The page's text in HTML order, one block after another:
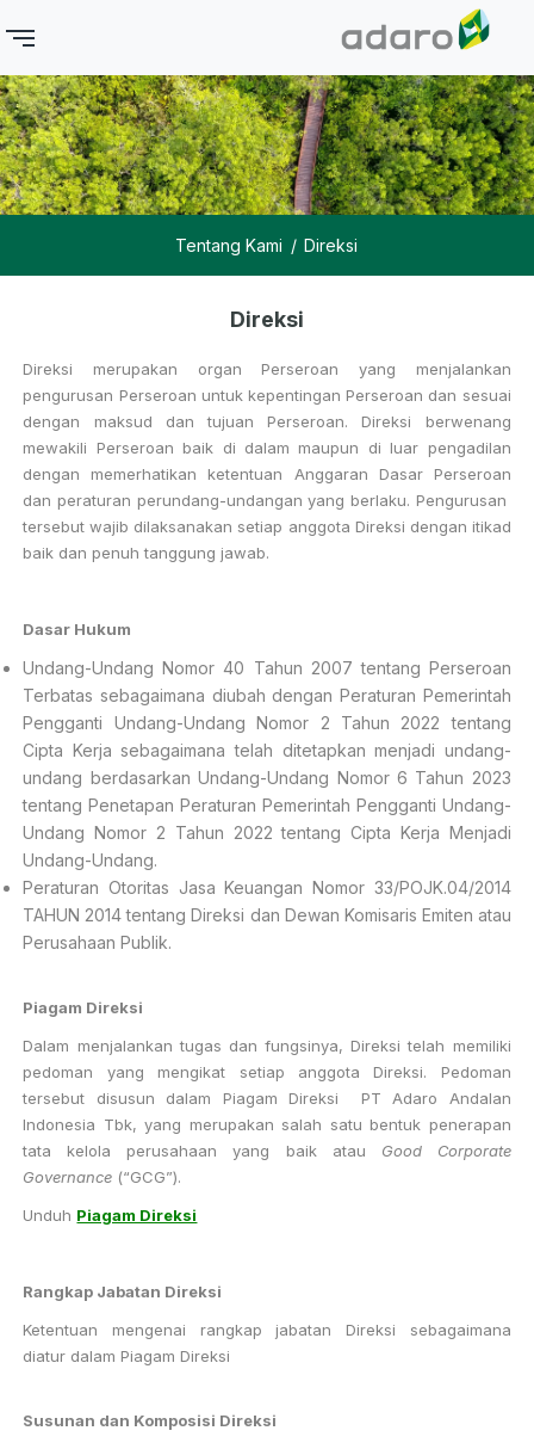
Tentang Kami Direksi
Direksi
Direksi merupakan organ Perseroan yang menjalankan
pengurusan Perseroan untuk kepentingan Perseroan dan sesuai
dengan maksud dan tujuan Perseroan. Direksi berwenang
mewakili Perseroan baik di dalam maupun di luar pengadilan
dengan memerhatikan ketentuan Anggaran Dasar Perseroan
dan peraturan perundang-undangan yang berlaku. Pengurusan
tersebut wajib dilaksanakan setiap anggota Direksi dengan itikad
baik dan penuh tanggung jawab.
Dasar Hukum
Undang-Undang Nomor 40 Tahun 2007 tentang Perseroan
Terbatas sebagaimana diubah dengan Peraturan Pemerintah
Pengganti Undang-Undang Nomor 2 Tahun 2022 tentang
Cipta Kerja sebagaimana telah ditetapkan menjadi undang-
undang berdasarkan Undang-Undang Nomor 6 Tahun 2023
tentang Penetapan Peraturan Pemerintah Pengganti Undang-
Undang Nomor 2 Tahun 2022 tentang Cipta Kerja Menjadi
Undang-Undang.
Peraturan Otoritas Jasa Keuangan Nomor 33/POJK.04/2014
TAHUN 2014 tentang Direksi dan Dewan Komisaris Emiten atau
Perusahaan Publik.
Piagam Direksi
Dalam menjalankan tugas dan fungsinya, Direksi telah memiliki
pedoman yang mengikat setiap anggota Direksi. Pedoman
tersebut disusun dalam Piagam Direksi PT Adaro Andalan
Indonesia Tbk, yang merupakan salah satu bentuk penerapan
tata kelola perusahaan yang baik atau Good Corporate
Governance (“GCG”).
Unduh Piagam Direksi
Rangkap Jabatan Direksi
Ketentuan mengenai rangkap jabatan Direksi sebagaimana
diatur dalam Piagam Direksi
Susunan dan Komposisi Direksi